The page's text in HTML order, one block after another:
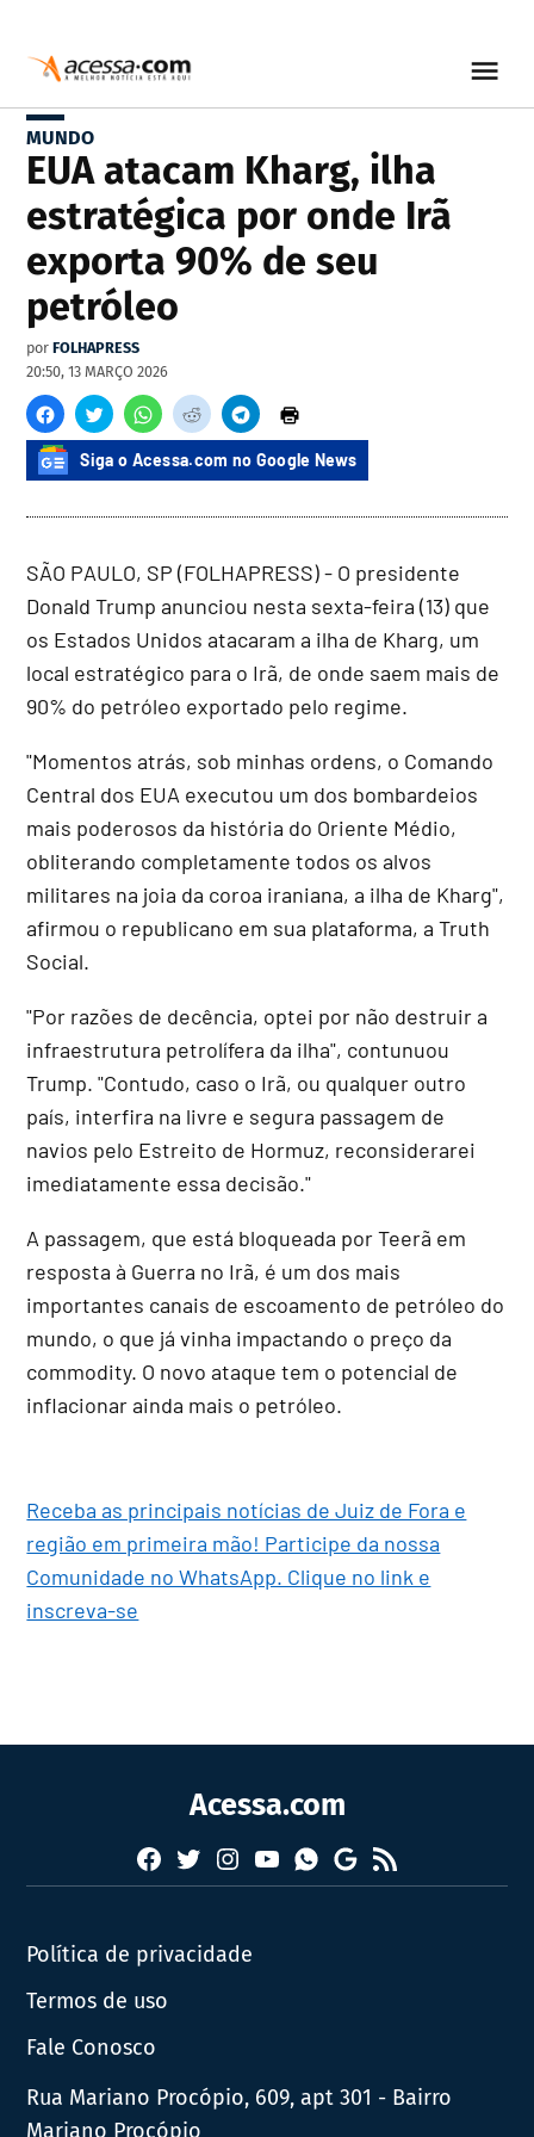
MUNDO
EUA atacam Kharg, ilha
estratégica por onde Irã
exporta 90% de seu
petróleo
por FOLHAPRESS
20:50, 13 MARÇO 2026
Siga o Acessa.com no Google News
SÃO PAULO, SP (FOLHAPRESS) - O presidente
Donald Trump anunciou nesta sexta-feira (13) que
os Estados Unidos atacaram a ilha de Kharg, um
local estratégico para o Irã, de onde saem mais de
90% do petróleo exportado pelo regime.
"Momentos atrás, sob minhas ordens, o Comando
Central dos EUA executou um dos bombardeios
mais poderosos da história do Oriente Médio,
obliterando completamente todos os alvos
militares na joia da coroa iraniana, a ilha de Kharg",
afirmou o republicano em sua plataforma, a Truth
Social.
"Por razões de decência, optei por não destruir a
infraestrutura petrolífera da ilha", contunuou
Trump. "Contudo, caso o Irã, ou qualquer outro
país, interfira na livre e segura passagem de
navios pelo Estreito de Hormuz, reconsiderarei
imediatamente essa decisão."
A passagem, que está bloqueada por Teerã em
resposta à Guerra no Irã, é um dos mais
importantes canais de escoamento de petróleo do
mundo, o que já vinha impactando o preço da
commodity. O novo ataque tem o potencial de
inflacionar ainda mais o petróleo.
Receba as principais notícias de Juiz de Fora e
região em primeira mão! Participe da nossa
Comunidade no WhatsApp. Clique no link e
inscreva-se
Acessa.com
Facebook
TwitterInstagram
YouTubeWhatsapp
Google
News
RSS
Política de privacidade
Termos de uso
Fale Conosco
Rua Mariano Procópio, 609, apt 301 - Bairro
Mariano Procópio